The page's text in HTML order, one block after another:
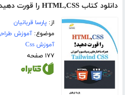
دانلود کتاب HTML,CSS را قورت دهید!
از:پارسا قربانیان
موضوع:آموزش
آموزش Css
۱۷۷ صفحه